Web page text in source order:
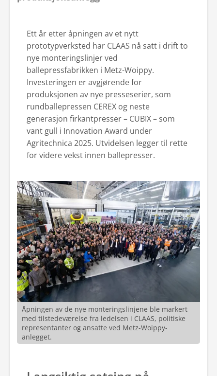
Ett år etter åpningen av et nytt
prototypverksted har CLAAS nå satt i drift to
nye monteringslinjer ved
ballepressfabrikken i Metz-Woippy.
Investeringen er avgjørende for
produksjonen av nye presse­serier, som
rundballepressen CEREX og neste
generasjon firkantpresser – CUBIX – som
vant gull i Innovation Award under
Agritechnica 2025. Utvidelsen legger til rette
for videre vekst innen ballepresser.
Åpningen av de nye monteringslinjene ble markert
med tilstedeværelse fra ledelsen i CLAAS, politiske
representanter og ansatte ved Metz-Woippy-
anlegget.